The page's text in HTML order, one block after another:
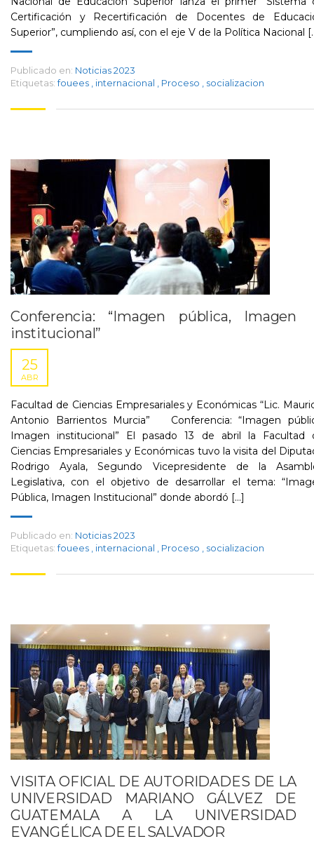
Certificación y Recertificación de Docentes de
Superior”, cumpliendo así, con el eje V de la Política Nacional
Publicado en: Noticias 2023
Etiquetas: fouees internacional Proceso socializacion
Conferencia: “Imagen pública, Imagen
institucional”
25
ABR
Facultad de Ciencias Empresariales y Económicas “Lic.
Antonio Barrientos Murcia” Conferencia: “Imagen
Imagen institucional” El pasado 13 de abril la Facultad
Ciencias Empresariales y Económicas tuvo la visita del
Rodrigo Ayala, Segundo Vicepresidente de la
Legislativa, con el objetivo de desarrollar el tema:
Pública, Imagen Institucional” donde abordó [...]
Publicado en: Noticias 2023
Etiquetas: fouees internacional Proceso socializacion
VISITA OFICIAL DE AUTORIDADES DE LA
UNIVERSIDAD MARIANO GÁLVEZ DE
GUATEMALA A LA UNIVERSIDAD
EVANGÉLICA DE EL SALVADOR